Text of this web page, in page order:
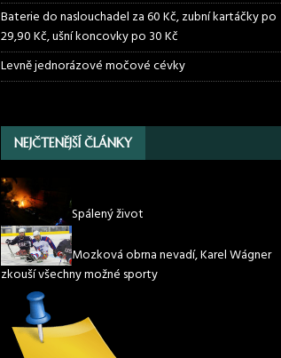
Baterie do naslouchadel za 60 Kč, zubní kartáčky po
29,90 Kč, ušní koncovky po 30 Kč
Levně jednorázové močové cévky
NEJČTENĚJŠÍ ČLÁNKY
Spálený život
Mozková obrna nevadí, Karel Wágner
zkouší všechny možné sporty